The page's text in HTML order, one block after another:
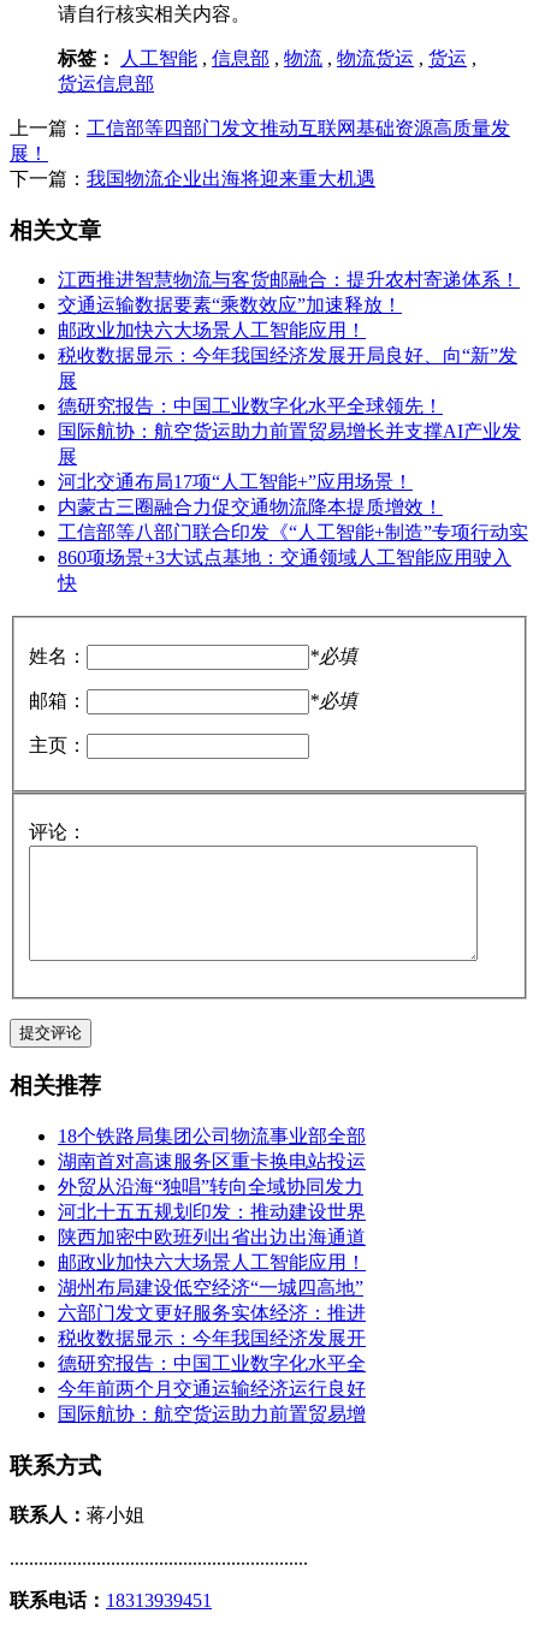
请自行核实相关内容。
标签： 人工智能 , 信息部 , 物流 , 物流货运 , 货运 ,
货运信息部
上一篇： 工信部等四部门发文推动互联网基础资源高质量发
展！
下一篇： 我国物流企业出海将迎来重大机遇
相关文章
江西推进智慧物流与客货邮融合：提升农村寄递体系！
交通运输数据要素“乘数效应”加速释放！
邮政业加快六大场景人工智能应用！
税收数据显示：今年我国经济发展开局良好、向“新”发
展
德研究报告：中国工业数字化水平全球领先！
国际航协：航空货运助力前置贸易增长并支撑AI产业发
展
河北交通布局17项“人工智能+”应用场景！
内蒙古三圈融合力促交通物流降本提质增效！
工信部等八部门联合印发《“人工智能+制造”专项行动实
860项场景+3大试点基地：交通领域人工智能应用驶入
快
姓名： *必填
邮箱： *必填
主页：
评论：
相关推荐
18个铁路局集团公司物流事业部全部
湖南首对高速服务区重卡换电站投运
外贸从沿海“独唱”转向全域协同发力
河北十五五规划印发：推动建设世界
陕西加密中欧班列出省出边出海通道
邮政业加快六大场景人工智能应用！
湖州布局建设低空经济“一城四高地”
六部门发文更好服务实体经济：推进
税收数据显示：今年我国经济发展开
德研究报告：中国工业数字化水平全
今年前两个月交通运输经济运行良好
国际航协：航空货运助力前置贸易增
联系方式
联系人： 蒋小姐
..............................................................
联系电话： 18313939451